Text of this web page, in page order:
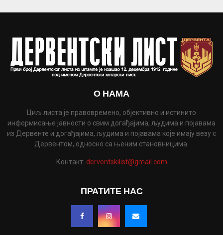
О НАМА
Циљ листа је правовремено, објективно и истинито
информисање јавности о свим догађајима, људима и појавама
из Дервенте и догађајима, људима и појавама које имају везу с
Дервентом, односно са њеним становницима.
Контакт: derventskilist@gmail.com
ПРАТИТЕ НАС